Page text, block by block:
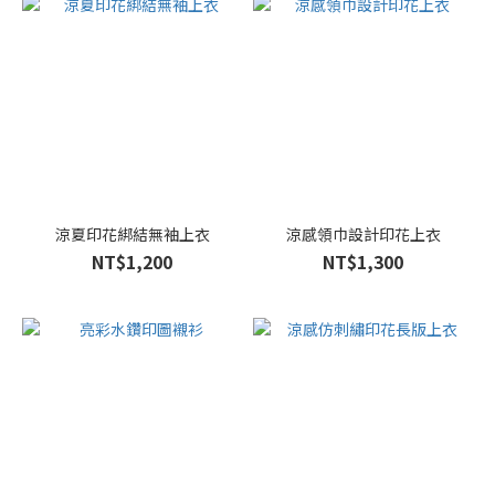
涼夏印花綁結無袖上衣
NT$1,200
涼感領巾設計印花上衣
NT$1,300